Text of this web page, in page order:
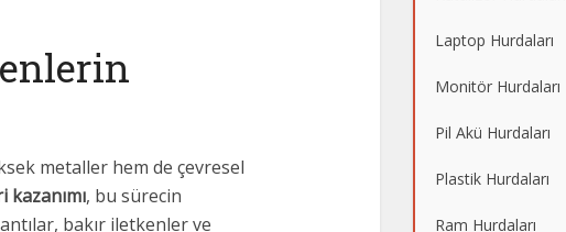
metaller hem de çevresel
, bu sürecin
bakır iletkenler ve
Laptop Hurdaları
Monitör Hurdaları
Pil Akü Hurdaları
Plastik Hurdaları
Ram Hurdaları